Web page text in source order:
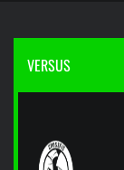
VERSUS